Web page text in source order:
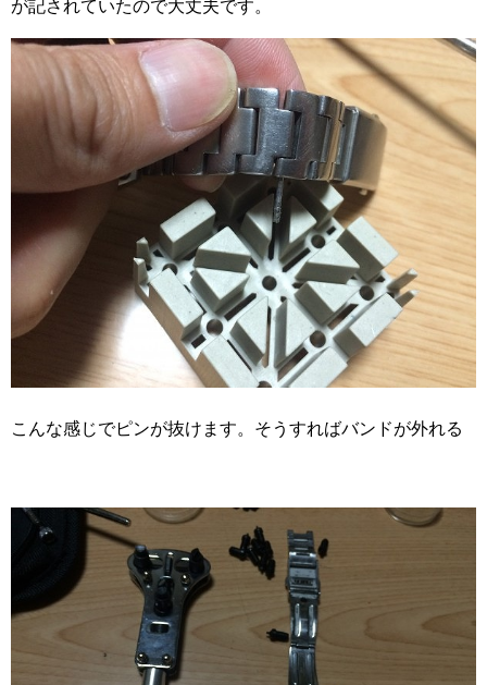
が記されていたので大丈夫です。
こんな感じでピンが抜けます。そうすればバンドが外れる